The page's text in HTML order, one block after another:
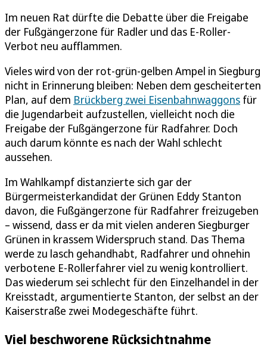
Im neuen Rat dürfte die Debatte über die Freigabe
der Fußgängerzone für Radler und das E-Roller-
Verbot neu aufflammen.
Vieles wird von der rot-grün-gelben Ampel in Siegburg
nicht in Erinnerung bleiben: Neben dem gescheiterten
Plan, auf dem Brückberg zwei Eisenbahnwaggons für
die Jugendarbeit aufzustellen, vielleicht noch die
Freigabe der Fußgängerzone für Radfahrer. Doch
auch darum könnte es nach der Wahl schlecht
aussehen.
Im Wahlkampf distanzierte sich gar der
Bürgermeisterkandidat der Grünen Eddy Stanton
davon, die Fußgängerzone für Radfahrer freizugeben
– wissend, dass er da mit vielen anderen Siegburger
Grünen in krassem Widerspruch stand. Das Thema
werde zu lasch gehandhabt, Radfahrer und ohnehin
verbotene E-Rollerfahrer viel zu wenig kontrolliert.
Das wiederum sei schlecht für den Einzelhandel in der
Kreisstadt, argumentierte Stanton, der selbst an der
Kaiserstraße zwei Modegeschäfte führt.
Viel beschworene Rücksichtnahme